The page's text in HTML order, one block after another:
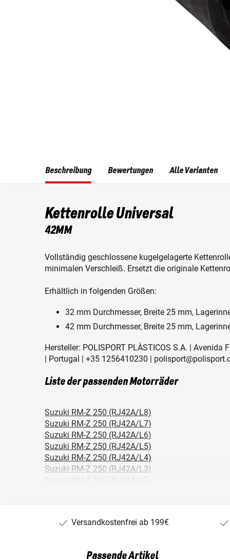
Beschreibung
Kettenrolle Universal
42MM
Vollständig geschlossene kugelgelagerte
minimalen Verschleiß. Ersetzt die originale
Erhältlich in folgenden Größen:
32 mm Durchmesser, Breite 25 mm,
42 mm Durchmesser, Breite 25 mm,
Hersteller: POLISPORT PLÀSTICOS S.A. |
| Portugal | +35 1256410230 |
Liste der passenden Motorräder
Suzuki RM-Z 250 (RJ42A/L8)
Suzuki RM-Z 250 (RJ42A/L7)
Suzuki RM-Z 250 (RJ42A/L6)
Suzuki RM-Z 250 (RJ42A/L5)
Suzuki RM-Z 250 (RJ42A/L4)
Suzuki RM-Z 250 (RJ42A/L3)
Suzuki RM-Z 250 (RJ42A/L0)
Yamaha WR 450 F GP (WR450FGP/18)
Bewertungen Alle Varianten
Versandkostenfrei ab 199€
Passende Artikel